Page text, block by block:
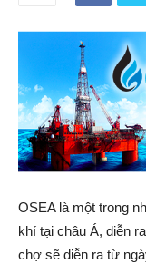
OSEA là một trong
khí tại châu Á, diễn
chợ sẽ diễn ra từ